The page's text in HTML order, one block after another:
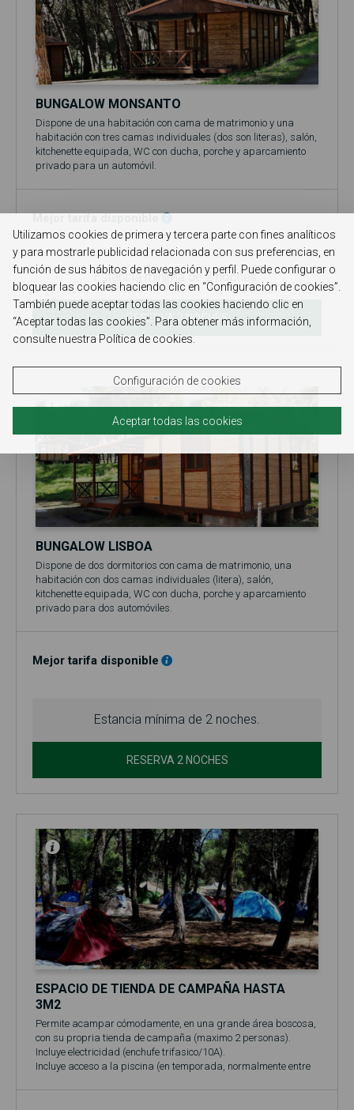
BUNGALOW MONSANTO
Dispone de una habitación con cama de matrimonio y una
habitación con tres camas individuales (dos son literas), salón,
kitchenette equipada, WC con ducha, porche y aparcamiento
privado para un automóvil.
El precio base se refiere a 2 personas (adultos y/o niños).
No se admiten mascotas en el bungalow.
Mejor tarifa disponible
Estancia mínima de 2 noches.
RESERVA 2 NOCHES
BUNGALOW LISBOA
Dispone de dos dormitorios con cama de matrimonio, una
habitación con dos camas individuales (litera), salón,
kitchenette equipada, WC con ducha, porche y aparcamiento
privado para dos automóviles.
El precio base se refiere a 2 personas (adultos y/o niños).
el 1 de junio y el 30 de septiembre)!
Mejor tarifa disponible
Estancia mínima de 2 noches.
RESERVA 2 NOCHES
ESPACIO DE TIENDA DE CAMPAÑA HASTA
3M2
Permite acampar cómodamente, en una grande área boscosa,
con su propria tienda de campaña (maximo 2 personas).
Incluye electricidad (enchufe trifasico/10A).
Incluye acceso a la piscina (en temporada, normalmente entre
Utilizamos cookies de primera y tercera parte con fines analíticos
y para mostrarle publicidad relacionada con sus preferencias, en
función de sus hábitos de navegación y perfil. Puede configurar o
bloquear las cookies haciendo clic en “Configuración de cookies”.
También puede aceptar todas las cookies haciendo clic en
“Aceptar todas las cookies”. Para obtener más información,
consulte nuestra Política de cookies.
Configuración de cookies
Aceptar todas las cookies